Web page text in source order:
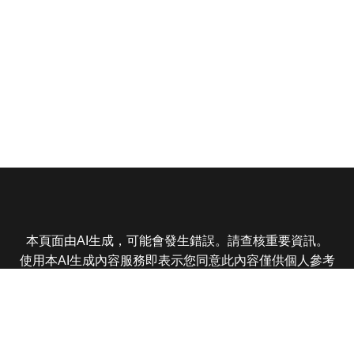
本頁面由AI生成，可能會發生錯誤。請查核重要資訊。
使用本AI生成內容服務即表示您同意此內容僅供個人參考